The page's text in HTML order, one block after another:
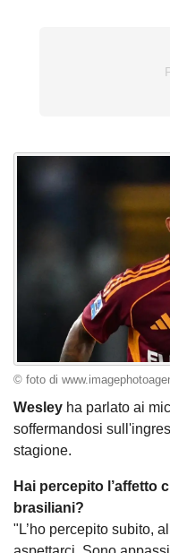
© foto di
Wesley ha parlato ai
soffermandosi
stagione.
Hai percepito l’affetto
brasiliani?
"L’ho percepito subito,